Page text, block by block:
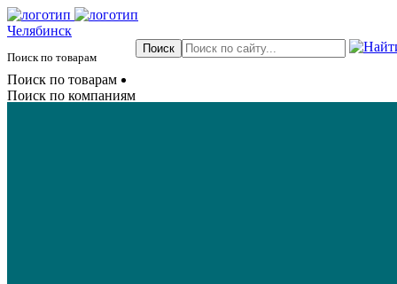
Челябинск
Поиск по товарам
Поиск по товарам
Поиск по компаниям